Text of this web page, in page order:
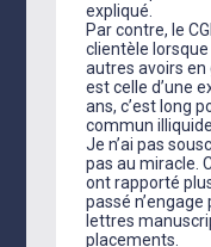
expliqué.
Par contre, le
clientèle
autres avoirs en
est celle d’une
ans, c’est long
commun
Je n’ai pas
pas au miracle.
ont rapporté
passé n’engage
lettres
placements.